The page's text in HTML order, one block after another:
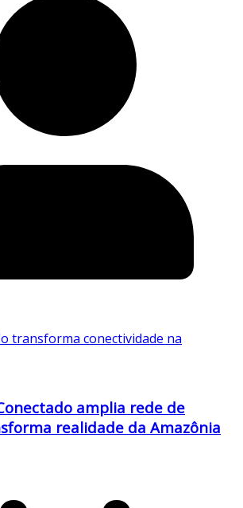
amplia rede de
realidade da Amazônia